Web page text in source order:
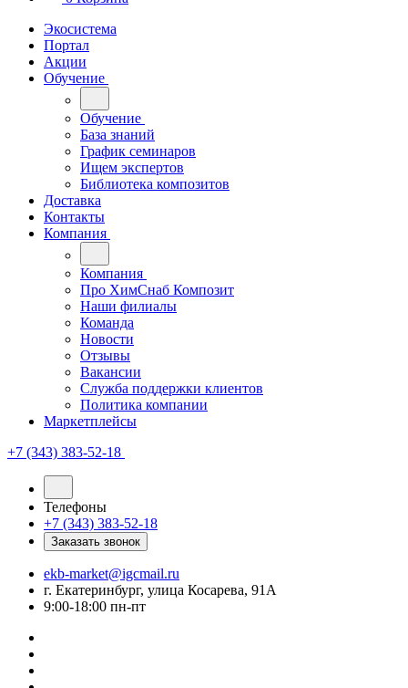
Экосистема
Портал
Акции
Обучение
Обучение
База знаний
График семинаров
Ищем экспертов
Библиотека композитов
Доставка
Контакты
Компания
Компания
Про ХимСнаб Композит
Наши филиалы
Команда
Новости
Отзывы
Вакансии
Служба поддержки клиентов
Политика компании
Маркетплейсы
+7 (343) 383-52-18
Телефоны
+7 (343) 383-52-18
Заказать звонок
ekb-market@igcmail.ru
г. Екатеринбург, улица Косарева, 91А
9:00-18:00 пн-пт